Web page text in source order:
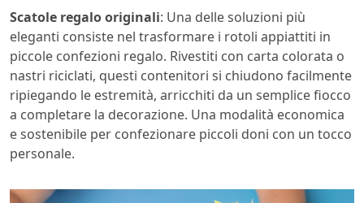
Scatole regalo originali: Una delle soluzioni più
eleganti consiste nel trasformare i rotoli appiattiti in
piccole confezioni regalo. Rivestiti con carta colorata o
nastri riciclati, questi contenitori si chiudono facilmente
ripiegando le estremità, arricchiti da un semplice fiocco
a completare la decorazione. Una modalità economica
e sostenibile per confezionare piccoli doni con un tocco
personale.